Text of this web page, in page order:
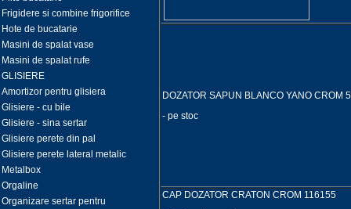
Frigidere si combine frigorifice
Hote de bucatarie
Masini de spalat vase
Masini de spalat rufe
GLISIERE
Amortizor pentru glisiera
Glisiere - cu bile
Glisiere - sina sertar
Glisiere perete din pal
Glisiere perete lateral metalic
Metalbox
Orgaline
Organizare sertar pentru
DOZATOR SAPUN BLANCO YANO
- pe stoc
CAP DOZATOR CRATON